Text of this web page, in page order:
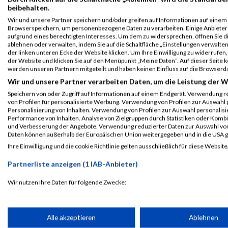
2014
Veranstaltung Stnr First Name Last Name
Vienna Indoor Trail
5 km
633 Kardelen Göktay
Vienna Night Run
Vienna Night Run
22738 Kardelen Göktay
Legende:
GPos = Geschlechter Position, KPos = Kategorie Position, TPos
Disqualifiziert
beibehalten.
Wir und unsere Partner speichern und/oder greifen auf Informationen auf einem
Browserspeichern, um personenbezogene Daten zu verarbeiten. Einige
aufgrund eines berechtigten Interesses. Um dem zu widersprechen, öffnen Sie
ablehnen oder verwalten, indem Sie auf die Schaltfläche „Einstellungen
der linken unteren Ecke der Website klicken. Um Ihre Einwilligung zu
der Website und klicken Sie auf den Menüpunkt „Meine Daten“. Auf dieser
werden unseren Partnern mitgeteilt und haben keinen Einfluss auf die
Wir und unsere Partner verarbeiten Daten, um die Leistung der
Speichern von oder Zugriff auf Informationen auf einem Endgerät. Verwendung
von Profilen für personalisierte Werbung. Verwendung von Profilen zur
Personalisierung von Inhalten. Verwendung von Profilen zur Auswahl
Performance von Inhalten. Analyse von Zielgruppen durch Statistiken oder
und Verbesserung der Angebote. Verwendung reduzierter Daten zur Auswahl
Daten können außerhalb der Europäischen Union weitergegeben und in die USA
Ihre Einwilligung und die cookie Richtlinie gelten ausschließlich für diese
Partnerliste anzeigen (1 IAB-Anbieter)
Wir nutzen Ihre Daten für folgende Zwecke:
Speichern von oder Zugriff auf Informationen auf einem
Alle akzeptieren Ablehnen